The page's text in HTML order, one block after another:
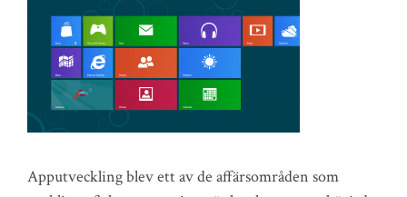
Apputveckling blev ett av de affärsområden som